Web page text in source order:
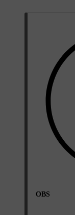
OBS